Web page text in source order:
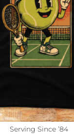
Serving Since ’84